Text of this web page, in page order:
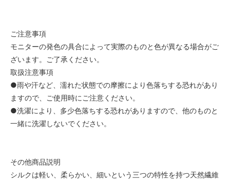
ご注意事項
モニターの発色の具合によって実際のものと色が異なる場合がご
ざいます。ご了承ください。
取扱注意事項
●雨や汗など、濡れた状態での摩擦により色落ちする恐れがあり
ますので、ご使用時にご注意ください。
●洗濯により、多少色落ちする恐れがありますので、他のものと
一緒に洗濯しないでください。
その他商品説明
シルクは軽い、柔らかい、細いという三つの特性を持つ天然繊維